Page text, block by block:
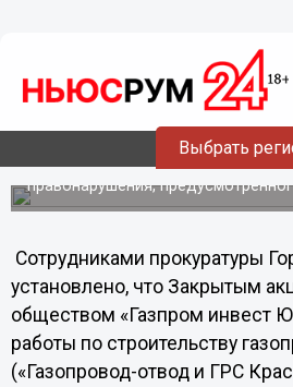
Выбрать
законодательства
В адрес Управления
Нижегородской области и
прокуратуры Городецкого района
области поступили материалы
«Газпром инвест Юг» по факту
правонарушения,
Сотрудниками прокуратуры
установлено, что Закрытым
обществом «Газпром инвест
работы по строительству
(«Газопровод-отвод и ГРС